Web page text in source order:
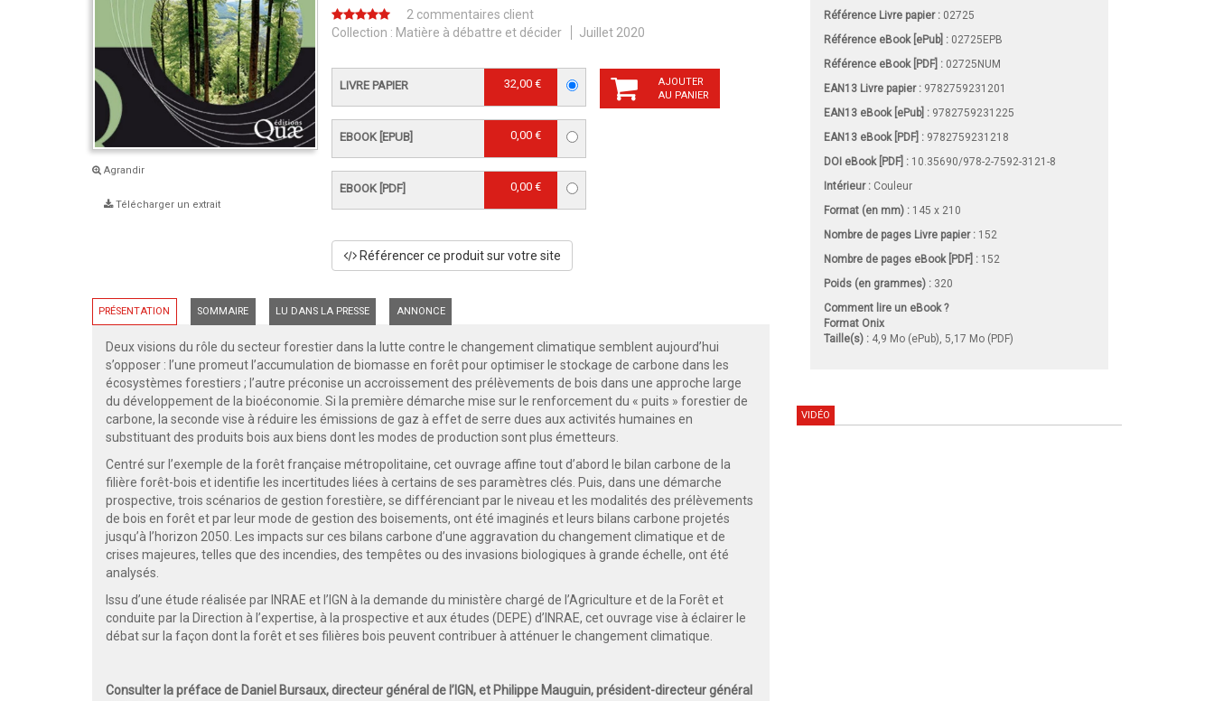
Agrandir
Télécharger un extrait
2 commentaires client
Collection : Matière à débattre et décider Juillet 2020
LIVRE PAPIER 32,00 €
EBOOK [EPUB] 0,00 €
EBOOK [PDF] 0,00 €
AJOUTER
AU PANIER
Référencer ce produit sur votre site
PRÉSENTATION SOMMAIRE LU DANS LA PRESSE ANNONCE
Deux visions du rôle du secteur forestier dans la lutte contre le changement climatique semblent aujourd’hui
s’opposer : l’une promeut l’accumulation de biomasse en forêt pour optimiser le stockage de carbone dans les
écosystèmes forestiers ; l’autre préconise un accroissement des prélèvements de bois dans une approche large
du développement de la bioéconomie. Si la première démarche mise sur le renforcement du « puits » forestier de
carbone, la seconde vise à réduire les émissions de gaz à effet de serre dues aux activités humaines en
substituant des produits bois aux biens dont les modes de production sont plus émetteurs.
Centré sur l’exemple de la forêt française métropolitaine, cet ouvrage affine tout d’abord le bilan carbone de la
filière forêt-bois et identifie les incertitudes liées à certains de ses paramètres clés. Puis, dans une démarche
prospective, trois scénarios de gestion forestière, se différenciant par le niveau et les modalités des prélèvements
de bois en forêt et par leur mode de gestion des boisements, ont été imaginés et leurs bilans carbone projetés
jusqu’à l’horizon 2050. Les impacts sur ces bilans carbone d’une aggravation du changement climatique et de
crises majeures, telles que des incendies, des tempêtes ou des invasions biologiques à grande échelle, ont été
analysés.
Issu d’une étude réalisée par INRAE et l’IGN à la demande du ministère chargé de l’Agriculture et de la Forêt et
conduite par la Direction à l’expertise, à la prospective et aux études (DEPE) d’INRAE, cet ouvrage vise à éclairer le
débat sur la façon dont la forêt et ses filières bois peuvent contribuer à atténuer le changement climatique.
Consulter la préface de Daniel Bursaux, directeur général de l’IGN, et Philippe Mauguin, président-directeur général
Référence Livre papier : 02725
Référence eBook [ePub] : 02725EPB
Référence eBook [PDF] : 02725NUM
EAN13 Livre papier : 9782759231201
EAN13 eBook [ePub] : 9782759231225
EAN13 eBook [PDF] : 9782759231218
DOI eBook [PDF] : 10.35690/978-2-7592-3121-8
Intérieur : Couleur
Format (en mm) : 145 x 210
Nombre de pages Livre papier: 152
Nombre de pages eBook [PDF] : 152
Poids (en grammes) : 320
Comment lire un eBook ?
Format Onix
Taille(s) : 4,9 Mo (ePub), 5,17 Mo (PDF)
VIDÉO